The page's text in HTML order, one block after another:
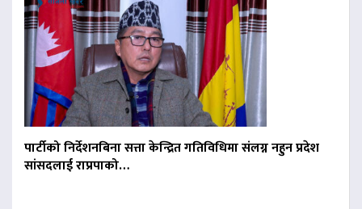
पार्टीको निर्देशनबिना सत्ता केन्द्रित गतिविधिमा संलग्न नहुन प्रदेश
सांसदलाई राप्रपाको…